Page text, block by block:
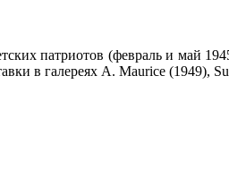
патриотов (февраль и май
в галереях A. Maurice (1949),